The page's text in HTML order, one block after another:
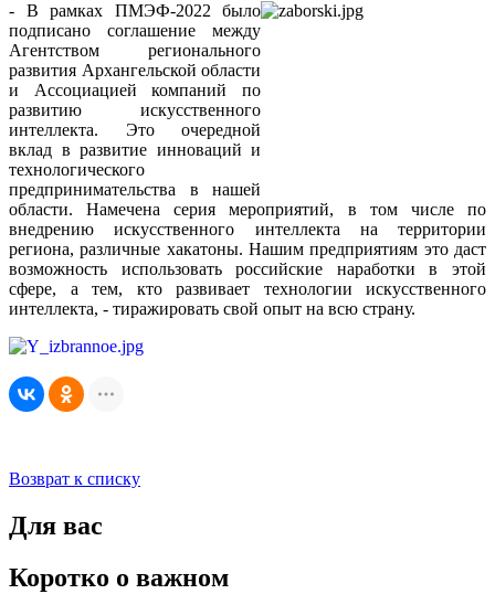
- В рамках ПМЭФ-2022 было
подписано соглашение между
Агентством регионального
развития Архангельской области
и Ассоциацией компаний по
развитию искусственного
интеллекта. Это очередной
вклад в развитие инноваций и
технологического
предпринимательства в нашей
области. Намечена серия мероприятий, в том числе по
внедрению искусственного интеллекта на территории
региона, различные хакатоны. Нашим предприятиям это даст
возможность использовать российские наработки в этой
сфере, а тем, кто развивает технологии искусственного
интеллекта, - тиражировать свой опыт на всю страну.
Возврат к списку
Для вас
Коротко о важном